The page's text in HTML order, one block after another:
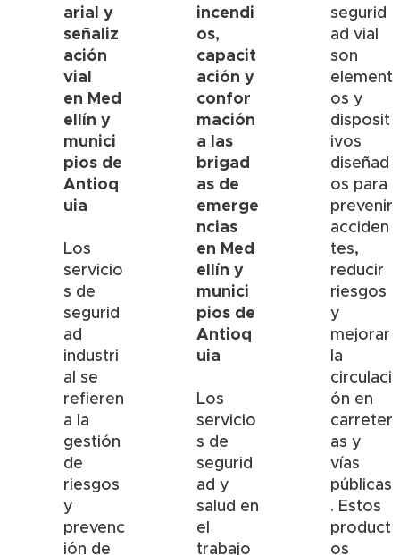
arial y
señaliz
ación
vial
en Med
ellíny
munici
pios de
Antioq
uia
Los
servicio
s de
segurid
ad
industri
al se
refieren
a la
gestión
de
riesgos
y
prevenc
ión de
incendi
os,
capacit
ación y
confor
mación
a las
brigad
as de
emerge
ncias
en Med
ellíny
munici
pios de
Antioq
uia
Los
servicio
s de
segurid
ad y
salud en
el
trabajo
segurid
ad vial
son
element
os y
disposit
ivos
diseñad
os para
prevenir
acciden
tes,
reducir
riesgos
y
mejorar
la
circulaci
ón en
carreter
as y
vías
públicas
. Estos
product
os